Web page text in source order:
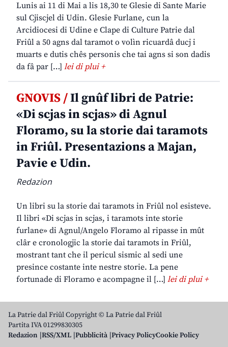
Lunis ai 11 di Mai a lis 18,30 te Glesie di Sante Marie
sul Cjiscjel di Udin. Glesie Furlane, cun la
Arcidiocesi di Udine e Clape di Culture Patrie dal
Friûl a 50 agns dal taramot o volìn ricuardâ ducj i
muarts e dutis chês personis che tai agns si son dadis
da fâ par […] lei di plui +
GNOVIS /Il gnûf libri de Patrie:
«Di scjas in scjas» di Agnul
Floramo, su la storie dai taramots
in Friûl. Presentazions a Majan,
Pavie e Udin.
Redazion
Un libri su la storie dai taramots in Friûl nol esisteve.
Il libri «Di scjas in scjas, i taramots inte storie
furlane» di Agnul/Angelo Floramo al ripasse in mût
clâr e cronologjic la storie dai taramots in Friûl,
mostrant tant che il pericul sismic al sedi une
presince costante inte nestre storie. La pene
fortunade di Floramo e acompagne il […] lei di plui +
La Patrie dal Friûl Copyright © La Patrie dal Friûl
Partita IVA 01299830305
Redazion RSS/XML Pubblicità Privacy PolicyCookie Policy